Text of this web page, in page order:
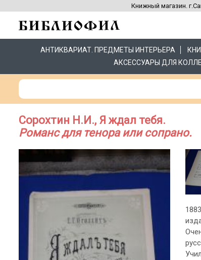
Книжный магазин.
АНТИКВАРИАТ. ПРЕДМЕТЫ ИНТЕРЬЕРА
АКСЕССУАРЫ ДЛЯ
Сорохтин Н.И., Я ждал тебя.
Романс для тенора или сопрано.